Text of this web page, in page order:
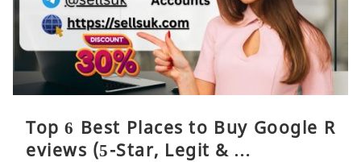
Top 6 Best Places to Buy Google R
eviews (5-Star, Legit & …